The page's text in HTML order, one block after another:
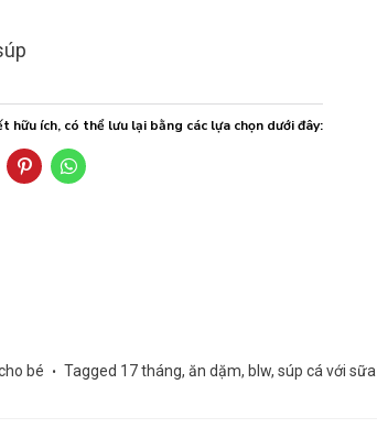
hữu ích, có thể lưu lại bằng các lựa chọn dưới đây:
bé Tagged 17 tháng, ăn dặm, blw, súp cá với sữa